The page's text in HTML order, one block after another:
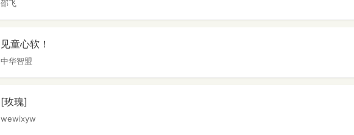
邵飞
见童心软！
中华智盟
[玫瑰]
wewixyw